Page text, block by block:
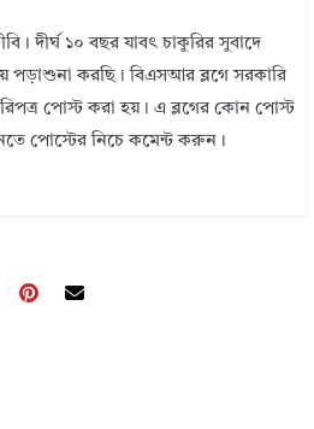
দীর্ঘ ১০ বছর যাবৎ চাকুরির সুবাদে
পড়াশুনা করছি। বিএসআর ব্লগে সরকারি
পোস্ট করা হয়। এ ব্লগের কোন পোস্ট
পোস্টের নিচে কমেন্ট করুন।